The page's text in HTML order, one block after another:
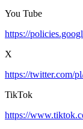
You Tube
https://
X
https://twitter.com/
TikTok
https://